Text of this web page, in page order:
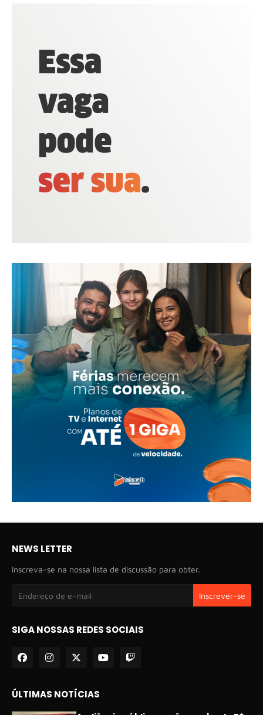
NEWS LETTER
Inscreva-se na nossa lista de discussão para obter.
SIGA NOSSAS REDES SOCIAIS
ÚLTIMAS NOTÍCIAS